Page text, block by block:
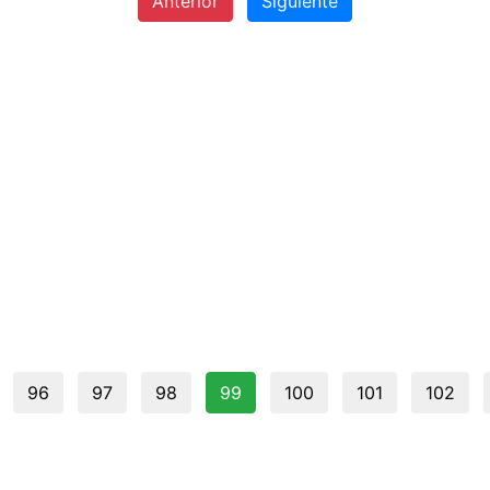
96 97 98 99 100 101 102